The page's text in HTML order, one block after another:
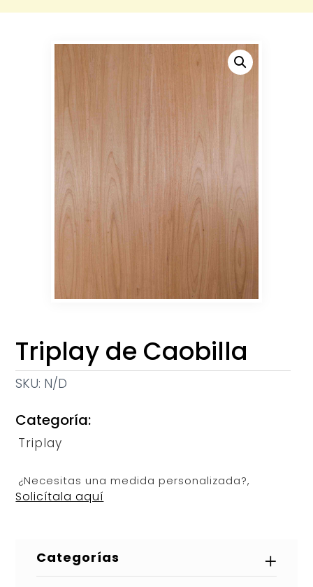
Triplay de Caobilla
SKU: N/D
Categoría:
Triplay
¿Necesitas una medida personalizada?,
Solicítala aquí
Categorías